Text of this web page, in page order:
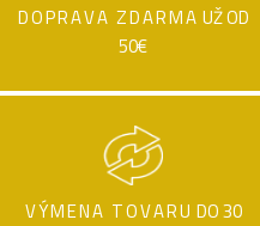
DOPRAVA ZDARMA UŽ OD
50€
VÝMENA TOVARU DO 30